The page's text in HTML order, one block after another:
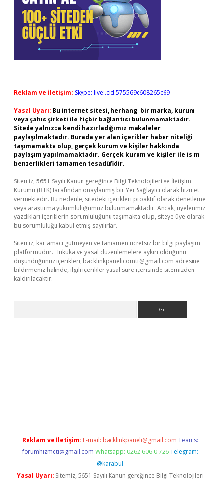
Reklam ve İletişim: Skype: live:.cid.575569c608265c69
Yasal Uyarı: Bu internet sitesi, herhangi bir marka, kurum
veya şahıs şirketi ile hiçbir bağlantısı bulunmamaktadır.
Sitede yalnızca kendi hazırladığımız makaleler
paylaşılmaktadır. Burada yer alan içerikler haber niteliği
taşımamakta olup, gerçek kurum ve kişiler hakkında
paylaşım yapılmamaktadır. Gerçek kurum ve kişiler ile isim
benzerlikleri tamamen tesadüfidir.
Sitemiz, 5651 Sayılı Kanun gereğince Bilgi Teknolojileri ve İletişim
Kurumu (BTK) tarafından onaylanmış bir Yer Sağlayıcı olarak hizmet
vermektedir. Bu nedenle, sitedeki içerikleri proaktif olarak denetleme
veya araştırma yükümlülüğümüz bulunmamaktadır. Ancak, üyelerimiz
yazdıkları içeriklerin sorumluluğunu taşımakta olup, siteye üye olarak
bu sorumluluğu kabul etmiş sayılırlar.
Sitemiz, kar amacı gütmeyen ve tamamen ücretsiz bir bilgi paylaşım
platformudur. Hukuka ve yasal düzenlemelere aykırı olduğunu
düşündüğünüz içerikleri, backlinkpanelicomtr@gmail.com adresine
bildirmeniz halinde, ilgili içerikler yasal süre içerisinde sitemizden
kaldırılacaktır.
Reklam ve İletişim: E-mail: backlinkpaneli@gmail.com Teams:
forumhizmeti@gmail.com Whatsapp: 0262 606 0 726 Telegram:
@karabul
Yasal Uyarı: Sitemiz, 5651 Sayılı Kanun gereğince Bilgi Teknolojileri